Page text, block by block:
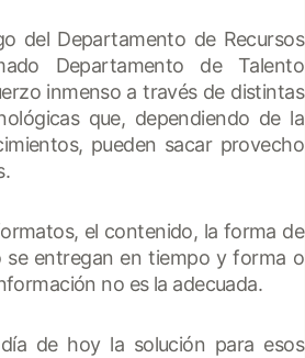
del Departamento de Recursos
Departamento de Talento
inmenso a través de distintas
que, dependiendo de la
pueden sacar provecho
el contenido, la forma de
se entregan en tiempo y forma o
no es la adecuada.
de hoy la solución para esos